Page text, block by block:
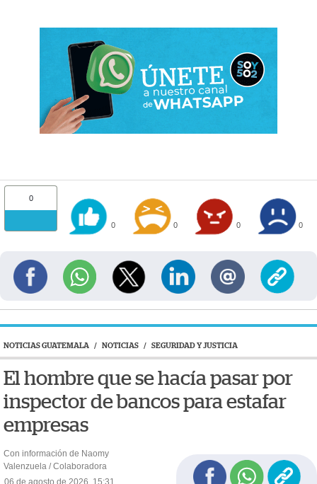
0
0 0 0 0
NOTICIAS GUATEMALA / NOTICIAS / SEGURIDAD Y JUSTICIA
El hombre que se hacía pasar por
inspector de bancos para estafar
empresas
Con información de Naomy
Valenzuela / Colaboradora
06 de agosto de 2026, 15:31